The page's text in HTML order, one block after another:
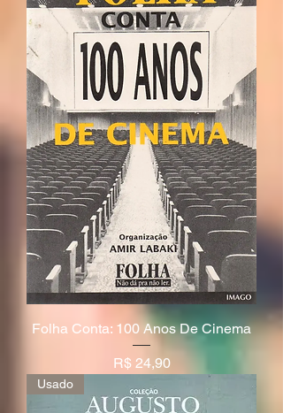
Folha Conta: 100 Anos De Cinema
Preço
R$ 24,90
Usado